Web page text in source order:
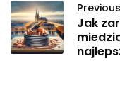
Previous
Jak